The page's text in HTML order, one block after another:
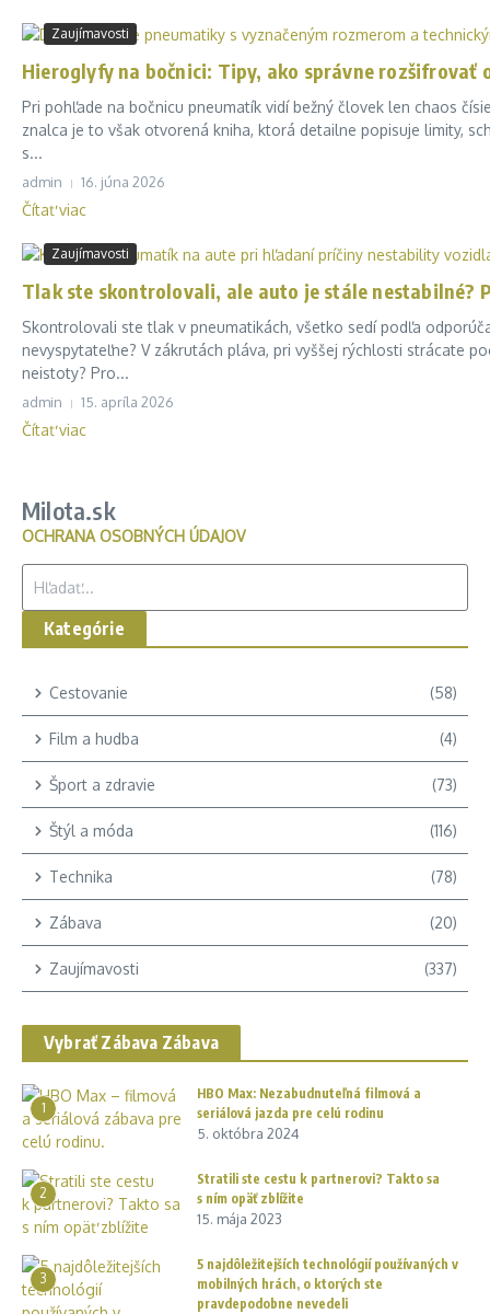
Zaujímavosti
Hieroglyfy na bočnici: Tipy, ako správne rozšifrovať
Pri pohľade na bočnicu pneumatík vidí bežný človek len chaos
znalca je to však otvorená kniha, ktorá detailne popisuje limity,
s...
admin 16. júna 2026
Čítať viac
Zaujímavosti
Tlak ste skontrolovali, ale auto je stále nestabilné?
Skontrolovali ste tlak v pneumatikách, všetko sedí podľa
nevyspytateľne? V zákrutách pláva, pri vyššej rýchlosti strácate
neistoty? Pro...
admin 15. apríla 2026
Čítať viac
Milota.sk
OCHRANA OSOBNÝCH ÚDAJOV
Kategórie
Cestovanie (58)
Film a hudba (4)
Šport a zdravie (73)
Štýl a móda (116)
Technika (78)
Zábava (20)
Zaujímavosti (337)
Vybrať Zábava Zábava
1
HBO Max: Nezabudnuteľná filmová a
seriálová jazda pre celú rodinu
5. októbra 2024
2
Stratili ste cestu k partnerovi? Takto sa
s ním opäť zblížite
15. mája 2023
3
5 najdôležitejších technológií používaných v
mobilných hrách, o ktorých ste
pravdepodobne nevedeli